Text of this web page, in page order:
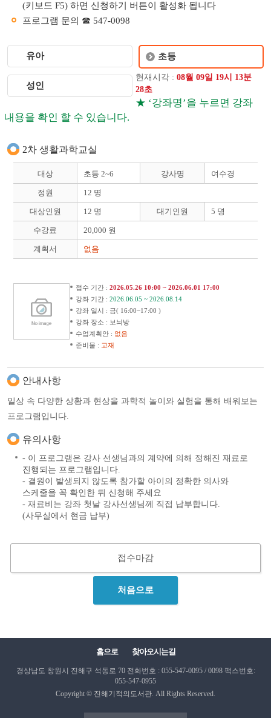
(키보드 F5) 하면 신청하기 버튼이 활성화 됩니다
프로그램 문의 ☎ 547-0098
유아 초등
성인
현재시각 : 08월 09일 19시 13분
28초
★ ‘강좌명’을 누르면 강좌
내용을 확인 할 수 있습니다.
2차 생활과학교실
대상 초등 2~6 강사명 여수경
정원 12 명
대상인원 12 명 대기인원 5 명
수강료 20,000 원
계획서 없음
접수 기간 : 2026.05.26 10:00 ~ 2026.06.01 17:00
강좌 기간 : 2026.06.05 ~ 2026.08.14
강좌 일시 : 금( 16:00~17:00 )
강좌 장소 : 보늬방
수업계획안 : 없음
준비물 : 교재
안내사항
일상 속 다양한 상황과 현상을 과학적 놀이와 실험을 통해 배워보는
프로그램입니다.
유의사항
- 이 프로그램은 강사 선생님과의 계약에 의해 정해진 재료로
진행되는 프로그램입니다.
- 결원이 발생되지 않도록 참가할 아이의 정확한 의사와
스케줄을 꼭 확인한 뒤 신청해 주세요
- 재료비는 강좌 첫날 강사선생님께 직접 납부합니다.
(사무실에서 현금 납부)
접수마감
처음으로
홈으로 찾아오시는길
경상남도 창원시 진해구 석동로 70전화번호 : 055-547-0095 / 0098팩스번호:
055-547-0955
Copyright © 진해기적의도서관. All Rights Reserved.